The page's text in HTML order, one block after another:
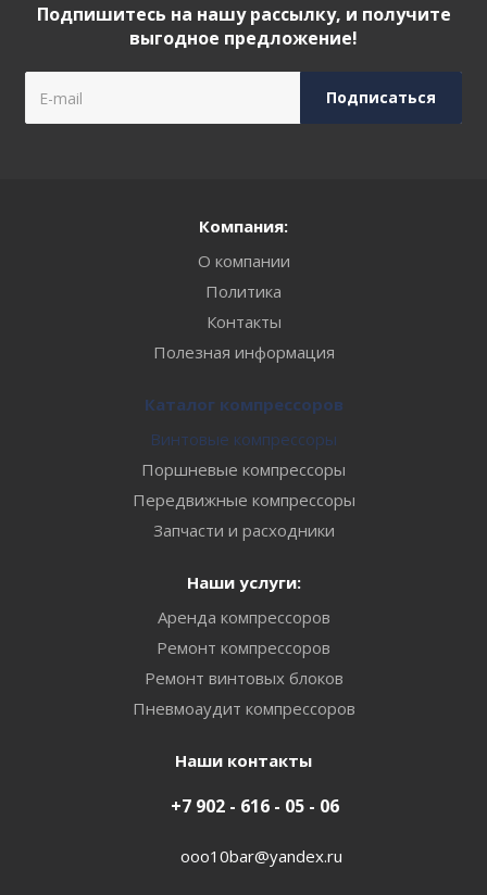
Подпишитесь на нашу рассылку, и получите
выгодное предложение!
Компания:
О компании
Политика
Контакты
Полезная информация
Каталог компрессоров
Винтовые компрессоры
Поршневые компрессоры
Передвижные компрессоры
Запчасти и расходники
Наши услуги:
Аренда компрессоров
Ремонт компрессоров
Ремонт винтовых блоков
Пневмоаудит компрессоров
Наши контакты
+7 902 - 616 - 05 - 06
ooo10bar@yandex.ru